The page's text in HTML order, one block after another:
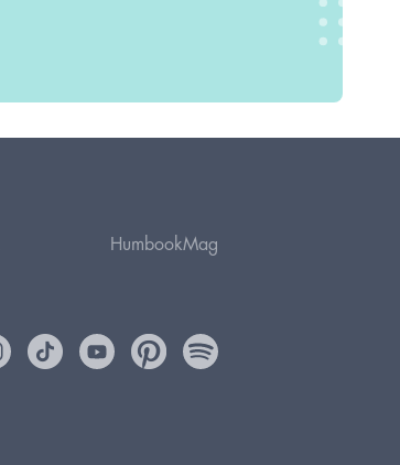
HumbookMag